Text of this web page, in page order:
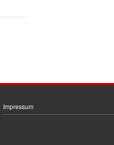
Impressum